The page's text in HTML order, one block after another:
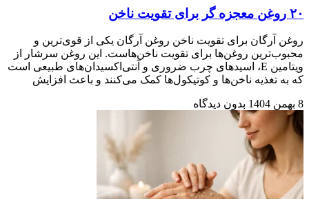
۲۰ روغن معجزه گر برای تقویت ناخن
روغن آرگان برای تقویت ناخن روغن آرگان یکی از قوی‌ترین و
محبوب‌ترین روغن‌ها برای تقویت ناخن‌هاست. این روغن سرشار از
ویتامین E، اسیدهای چرب ضروری و آنتی‌اکسیدان‌های طبیعی است
که به تغذیه ناخن‌ها و کوتیکول‌ها کمک می‌کنند و باعث افزایش
8 بهمن 1404 بدون دیدگاه